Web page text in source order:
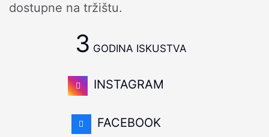
dostupne na tržištu.
3 GODINA ISKUSTVA
INSTAGRAM
FACEBOOK